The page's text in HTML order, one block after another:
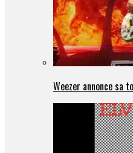
Weezer annonce sa